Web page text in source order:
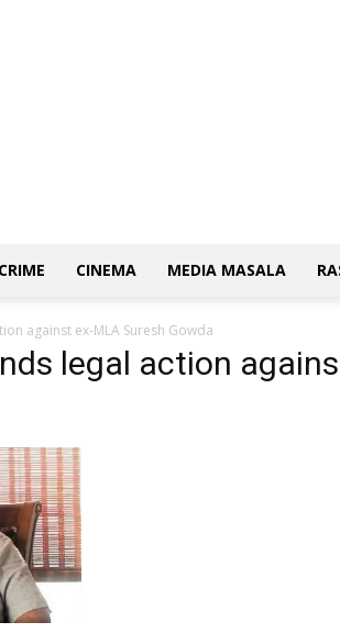
CRIME CINEMA MEDIA MASALA
against ex-MLA Suresh Gowda
legal action